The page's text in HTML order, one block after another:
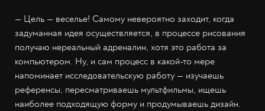
— Цель — веселье! Самому невероятно заходит, когда
задуманная идея осуществляется, в процессе рисования
получаю нереальный адреналин, хотя это работа за
компьютером. Ну, и сам процесс в какой-то мере
напоминает исследовательскую работу — изучаешь
референсы, пересматриваешь мультфильмы, ищешь
наиболее подходящую форму и продумываешь дизайн.